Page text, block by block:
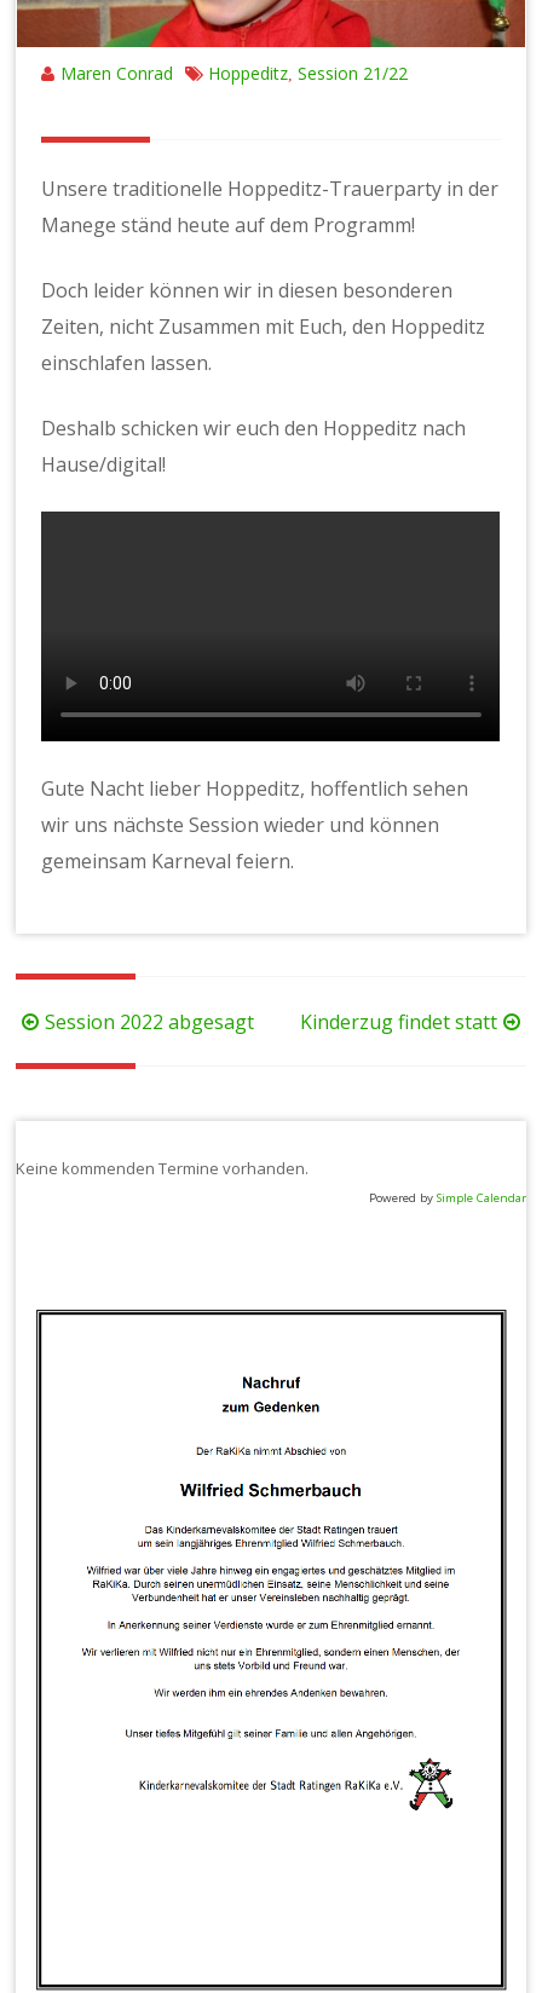
Maren Conrad Hoppeditz ,Session 21/22
Unsere traditionelle Hoppeditz-Trauerparty in der
Manege ständ heute auf dem Programm!
Doch leider können wir in diesen besonderen
Zeiten, nicht Zusammen mit Euch, den Hoppeditz
einschlafen lassen.
Deshalb schicken wir euch den Hoppeditz nach
Hause/digital!
Gute Nacht lieber Hoppeditz, hoffentlich sehen
wir uns nächste Session wieder und können
gemeinsam Karneval feiern.
Beitragsnavigation
Session 2022 abgesagt Kinderzug findet statt
Keine kommenden Termine vorhanden.
Powered by Simple Calendar